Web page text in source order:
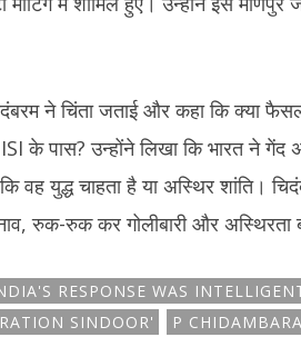
ने चिंता जताई और कहा कि क्या
के पास? उन्होंने लिखा कि भारत ने गेंद
वह युद्ध चाहता है या अस्थिर शांति।
रुक-रुक कर गोलीबारी और
RESPONSE WAS
SINDOOR'
P